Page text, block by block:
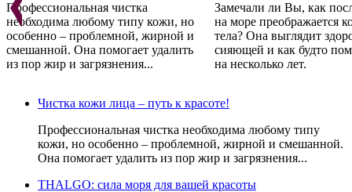
Профессиональная чистка
необходима любому типу кожи, но
особенно – проблемной, жирной и
смешанной. Она помогает удалить
из пор жир и загрязнения...
Замечали ли Вы, как
на море преображается
тела? Она выглядит
сияющей и как будто
на несколько лет.
Проблемная кожа - не приговор!
Стандарты красоты меняются год за
годом. Постоянно одно:
неотъемлемым атрибутом красоты
всегда являлась и является
идеальная кожа и чистое лицо.
Косметика GERNETIC -
Препараты не просто
косметические
устраняют причину их
возникновения,
естественные свойства
восстанавливаться.
Чистка кожи лица – путь к красоте!
Профессиональная чистка необходима любому типу
кожи, но особенно – проблемной, жирной и смешанной.
Она помогает удалить из пор жир и загрязнения...
THALGO: сила моря для вашей красоты